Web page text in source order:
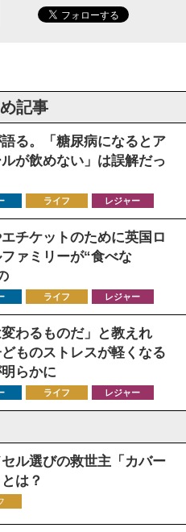
記事
語る。「糖尿病になるとア
が飲めない」は誤解だっ
ライフ レジャー
チケットのために英国ロ
ァミリーが“食べな
ライフ レジャー
変わるものだ」と教えれ
ものストレスが軽くなる
らかに
ライフ レジャー
ル選びの救世主「カバー
は？